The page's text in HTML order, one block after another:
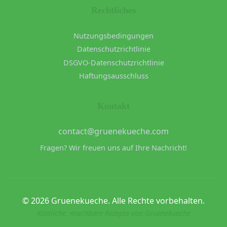
Nutzungsbedingungen
Datenschutzrichtlinie
DSGVO-Datenschutzrichtlinie
Haftungsausschluss
contact@gruenekueche.com
Fragen? Wir freuen uns auf Ihre Nachricht!
© 2026 Gruenekueche. Alle Rechte vorbehalten.